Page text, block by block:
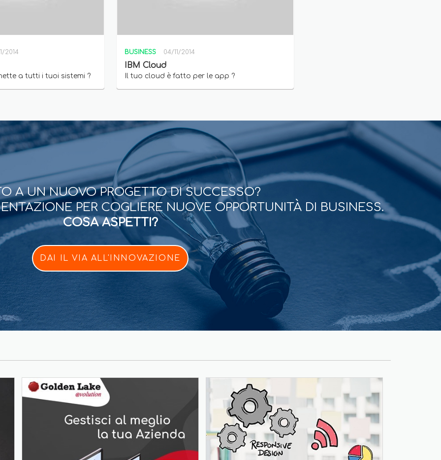
2014
a tutti i tuoi sistemi ?
BUSINESS 04/11/2014
IBM Cloud
Il tuo cloud è fatto per le app ?
A UN NUOVO PROGETTO DI SUCCESSO?
PER COGLIERE NUOVE OPPORTUNITÀ DI BUSINESS.
COSA ASPETTI?
DAI IL VIA ALL'INNOVAZIONE